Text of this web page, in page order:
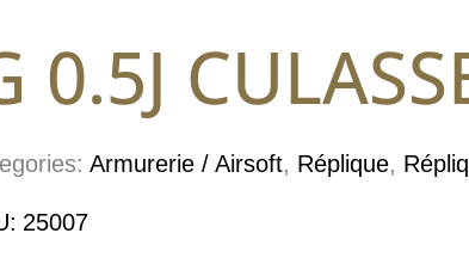
0.5J
Armurerie / Airsoft, Réplique,
25007